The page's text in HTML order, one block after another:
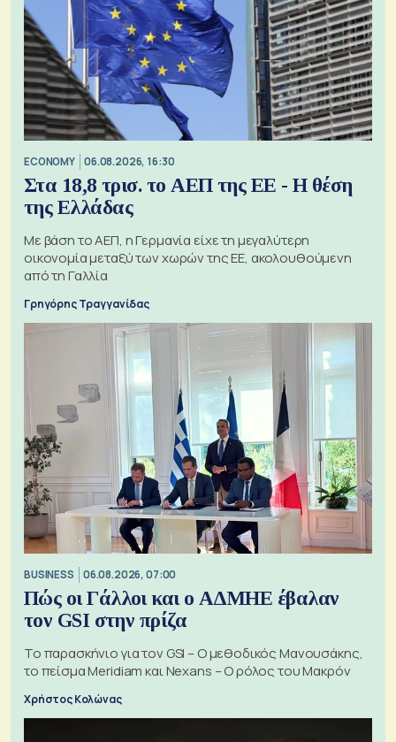
ECONOMY 06.08.2026, 16:30
Στα 18,8 τρισ. το ΑΕΠ της ΕΕ - Η θέση
της Ελλάδας
Με βάση το ΑΕΠ, η Γερμανία είχε τη μεγαλύτερη
οικονομία μεταξύ των χωρών της ΕΕ, ακολουθούμενη
από τη Γαλλία
Γρηγόρης Τραγγανίδας
BUSINESS 06.08.2026, 07:00
Πώς οι Γάλλοι και ο ΑΔΜΗΕ έβαλαν
τον GSI στην πρίζα
Το παρασκήνιο για τον GSI – Ο μεθοδικός Μανουσάκης,
το πείσμα Meridiam και Nexans – Ο ρόλος του Μακρόν
Χρήστος Κολώνας